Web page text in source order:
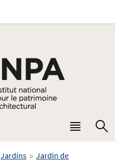
Menu
Jardins > Jardin de